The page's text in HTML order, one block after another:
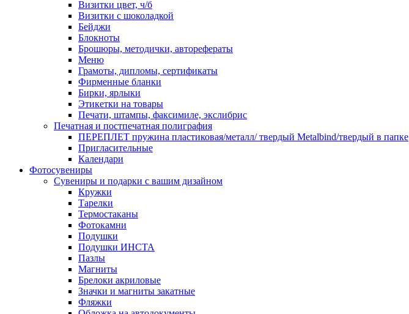
Визитки цвет, ч/б
Визитки с шоколадкой
Бейджи
Блокноты
Брошюры, методички, авторефераты
Меню
Грамоты, дипломы, сертификаты
Фирменные бланки
Бирки, ярлыки
Этикетки на товары
Печати, штампы, факсимиле, экслибрис
Печатная и постпечатная полиграфия
ПЕРЕПЛЕТ пружина пластиковая/металл/ твердый Metalbind/твердый в папке
Пригласительные
Календари
Фотосувениры
Сувениры и подарки с вашим дизайном
Кружки
Тарелки
Термостаканы
Фотокамни
Подушки
Подушки ИНСТА
Пазлы
Магниты
Брелоки акриловые
Значки и магниты закатные
Фляжки